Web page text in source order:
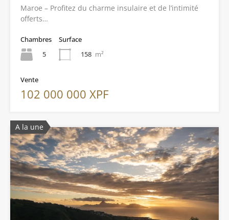
Maroe – Profitez du charme insulaire et de l’intimité
offerts…
Chambres
5
Surface
158 m²
Vente
102 000 000 XPF
A la une